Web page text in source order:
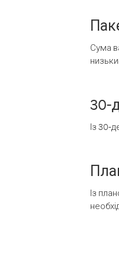
Сума
30-
Із 30-
Із